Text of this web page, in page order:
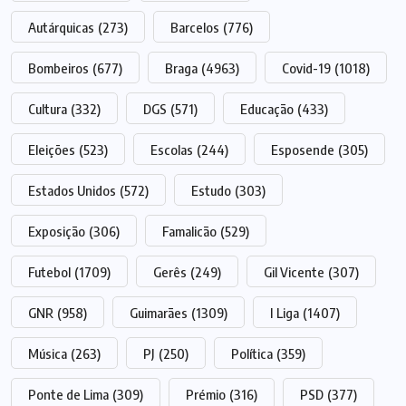
Autárquicas (273) Barcelos (776)
Bombeiros (677) Braga (4963) Covid-19 (1018)
Cultura (332) DGS (571) Educação (433)
Eleições (523) Escolas (244) Esposende (305)
Estados Unidos (572) Estudo (303)
Exposição (306) Famalicão (529)
Futebol (1709) Gerês (249) Gil Vicente (307)
GNR (958) Guimarães (1309) I Liga (1407)
Música (263) PJ (250) Política (359)
Ponte de Lima (309) Prémio (316) PSD (377)